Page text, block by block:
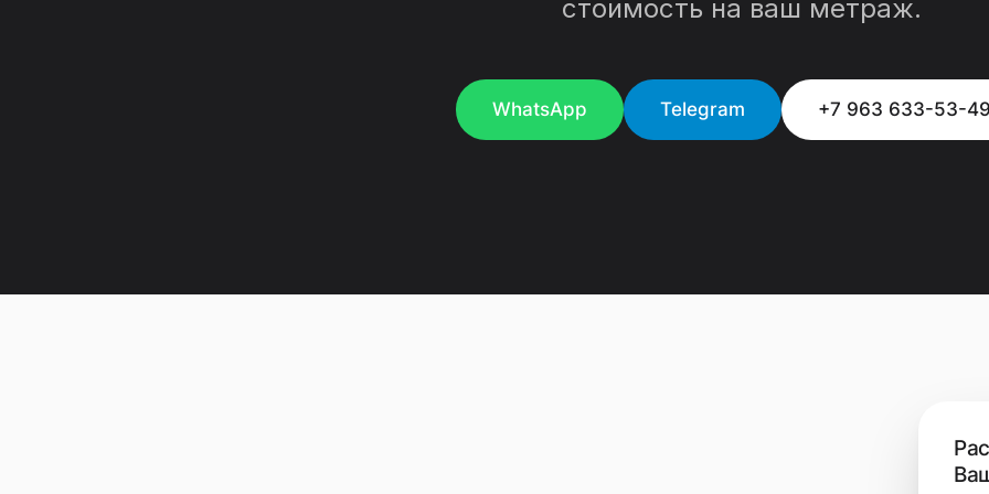
стоимость на ваш метраж.
WhatsApp Telegram +7 963 633-53-